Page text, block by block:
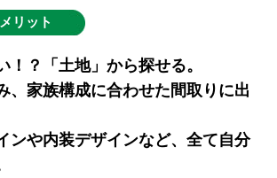
リット
！？「土地」から探せる。
、家族構成に合わせた間取りに出
ンや内装デザインなど、全て自分